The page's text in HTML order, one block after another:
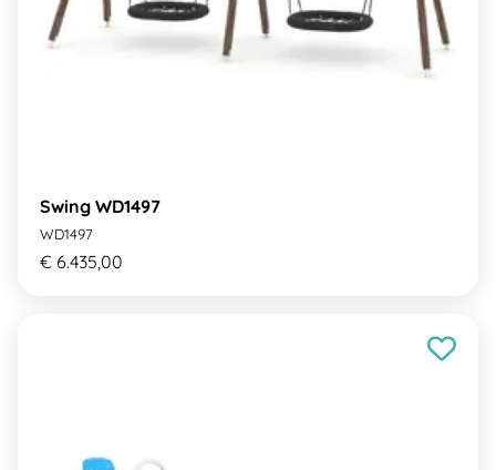
Swing WD1497
WD1497
€ 6.435,00